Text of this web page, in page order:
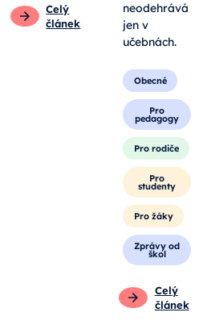
Celý
článek
neodehrává
jen v
učebnách.
Obecné
Pro
pedagogy
Pro rodiče
Pro
studenty
Pro žáky
Zprávy od
škol
Celý
článek